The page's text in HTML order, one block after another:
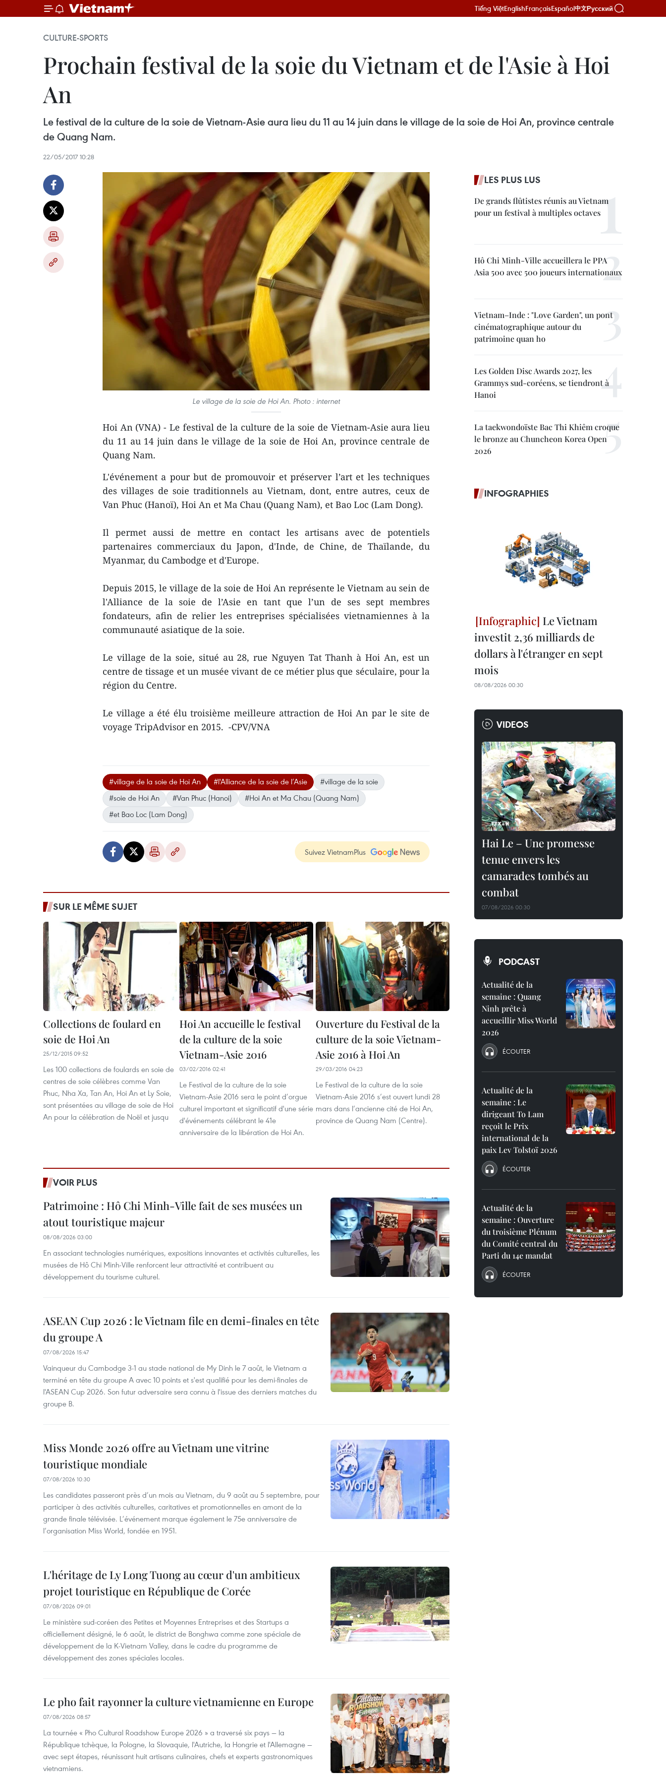
Tiếng ViệtEnglishFrançaisEspañol中文Русский
CULTURE-SPORTS
Prochain festival de la soie du Vietnam et de l'Asie à Hoi
An
Le festival de la culture de la soie de Vietnam-Asie aura lieu du 11 au 14 juin dans le village de la soie de Hoi An, province centrale
de Quang Nam.
22/05/2017 10:28
Le village de la soie de Hoi An. Photo : internet
Hoi An (VNA) - Le festival de la culture de la soie de Vietnam-Asie aura lieu
du 11 au 14 juin dans le village de la soie de Hoi An, province centrale de
Quang Nam.
L'événement a pour but de promouvoir et préserver l’art et les techniques
des villages de soie traditionnels au Vietnam, dont, entre autres, ceux de
Van Phuc (Hanoï), Hoi An et Ma Chau (Quang Nam), et Bao Loc (Lam Dong).
Il permet aussi de mettre en contact les artisans avec de potentiels
partenaires commerciaux du Japon, d'Inde, de Chine, de Thaïlande, du
Myanmar, du Cambodge et d'Europe.
Depuis 2015, le village de la soie de Hoi An représente le Vietnam au sein de
l'Alliance de la soie de l’Asie en tant que l’un de ses sept membres
fondateurs, afin de relier les entreprises ​spécialisées vietnamiennes à la
communauté asiatique de la soie.
Le village de la soie, situé au 28, rue Nguyen Tat Thanh à Hoi An, est un
centre de tissage et un musée vivant de ce métier plus que séculaire, pour la
région du Centre.
Le village a été élu troisième meilleure attraction de Hoi An par le site de
voyage TripAdvisor en 2015. -CPV/VNA
#village de la soie de Hoi An #l'Alliance de la soie de l’Asie
#village de la soie
#soie de Hoi An
#Van Phuc (Hanoi)
#Hoi An et Ma Chau (Quang Nam)
#et Bao Loc (Lam Dong)
Suivez VietnamPlus
SUR LE MÊME SUJET
Collections de foulard en
soie de Hoi An
25/12/2015 09:52
Les 100 collections de foulards en soie de
centres de soie célèbres comme Van
Phuc, Nha Xa, Tan An, Hoi An et Ly Soie,
sont présentées au village de soie de Hoi
An pour la célébration de Noël et jusqu
Hoi An accueille le festival
de la culture de la soie
Vietnam-Asie 2016
03/02/2016 02:41
Le Festival de la culture de la soie
Vietnam-Asie 2016 sera le point d’orgue
culturel important et significatif d'une série
d'événements célébrant le 41e
anniversaire de la libération de Hoi An.
Ouverture du Festival de la
culture de la soie Vietnam-
Asie 2016 à Hoi An
29/03/2016 04:23
Le Festival de la culture de la soie
Vietnam-Asie 2016 s’est ouvert lundi 28
mars dans l’ancienne ​cité de Hoi An,
province de Quang Nam (Centre).
VOIR PLUS
Patrimoine : Hô Chi Minh-Ville fait de ses musées un
atout touristique majeur
08/08/2026 03:00
En associant technologies numériques, expositions innovantes et activités culturelles, les
musées de Hô Chi Minh-Ville renforcent leur attractivité et contribuent au
développement du tourisme culturel.
ASEAN Cup 2026 : le Vietnam file en demi-finales en tête
du groupe A
07/08/2026 15:47
Vainqueur du Cambodge 3-1 au stade national de My Dinh le 7 août, le Vietnam a
terminé en tête du groupe A avec 10 points et s'est qualifié pour les demi-finales de
l'ASEAN Cup 2026. Son futur adversaire sera connu à l'issue des derniers matches du
groupe B.
Miss Monde 2026 offre au Vietnam une vitrine
touristique mondiale
07/08/2026 10:30
Les candidates passeront près d’un mois au Vietnam, du 9 août au 5 septembre, pour
participer à des activités culturelles, caritatives et promotionnelles en amont de la
grande finale télévisée. L’événement marque également le 75e anniversaire de
l’organisation Miss World, fondée en 1951.
L'héritage de Ly Long Tuong au cœur d'un ambitieux
projet touristique en République de Corée
07/08/2026 09:01
Le ministère sud-coréen des Petites et Moyennes Entreprises et des Startups a
officiellement désigné, le 6 août, le district de Bonghwa comme zone spéciale de
développement de la K-Vietnam Valley, dans le cadre du programme de
développement des zones spéciales locales.
Le pho fait rayonner la culture vietnamienne en Europe
07/08/2026 08:57
La tournée « Pho Cultural Roadshow Europe 2026 » a traversé six pays — la
République tchèque, la Pologne, la Slovaquie, l'Autriche, la Hongrie et l'Allemagne —
avec sept étapes, réunissant huit artisans culinaires, chefs et experts gastronomiques
vietnamiens.
LES PLUS LUS
De grands flûtistes réunis au Vietnam
pour un festival à multiples octaves
Hô Chi Minh-Ville accueillera le PPA
Asia 500 avec 500 joueurs internationaux
Vietnam–Inde : "Love Garden", un pont
cinématographique autour du
patrimoine quan ho
Les Golden Disc Awards 2027, les
Grammys sud-coréens, se tiendront à
Hanoi
La taekwondoïste Bac Thi Khiêm croque
le bronze au Chuncheon Korea Open
2026
INFOGRAPHIES
Le Vietnam
investit 2,36 milliards de
dollars à l'étranger en sept
mois
08/08/2026 00:30
VIDEOS
Hai Le – Une promesse
tenue envers les
camarades tombés au
combat
07/08/2026 00:30
PODCAST
Actualité de la
semaine : Quang
Ninh prête à
accueillir Miss World
2026
ÉCOUTER
Actualité de la
semaine : Le
dirigeant To Lam
reçoit le Prix
international de la
paix Lev Tolstoï 2026
ÉCOUTER
Actualité de la
semaine : Ouverture
du troisième Plénum
du Comité central du
Parti du 14e mandat
ÉCOUTER